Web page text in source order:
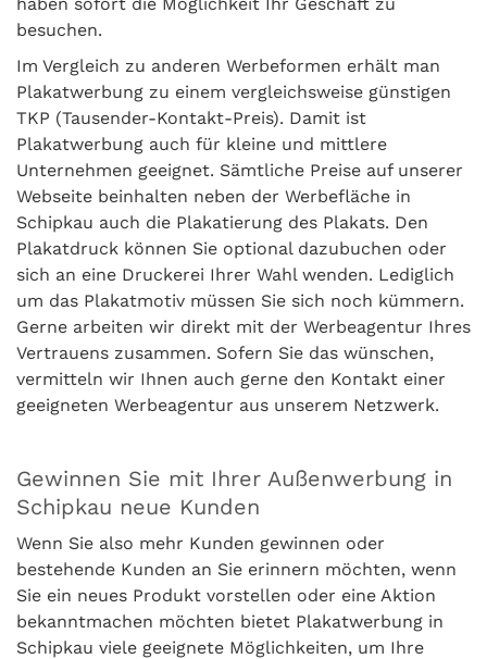
besuchen.
Im Vergleich zu anderen Werbeformen erhält man
Plakatwerbung zu einem vergleichsweise günstigen
TKP (Tausender-Kontakt-Preis). Damit ist
Plakatwerbung auch für kleine und mittlere
Unternehmen geeignet. Sämtliche Preise auf unserer
Webseite beinhalten neben der Werbefläche in
Schipkau auch die Plakatierung des Plakats. Den
Plakatdruck können Sie optional dazubuchen oder
sich an eine Druckerei Ihrer Wahl wenden. Lediglich
um das Plakatmotiv müssen Sie sich noch kümmern.
Gerne arbeiten wir direkt mit der Werbeagentur Ihres
Vertrauens zusammen. Sofern Sie das wünschen,
vermitteln wir Ihnen auch gerne den Kontakt einer
geeigneten Werbeagentur aus unserem Netzwerk.
Gewinnen Sie mit Ihrer Außenwerbung in
Schipkau neue Kunden
Wenn Sie also mehr Kunden gewinnen oder
bestehende Kunden an Sie erinnern möchten, wenn
Sie ein neues Produkt vorstellen oder eine Aktion
bekanntmachen möchten bietet Plakatwerbung in
Schipkau viele geeignete Möglichkeiten, um Ihre